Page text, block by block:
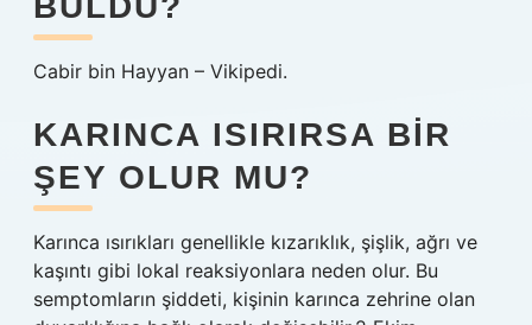
Cabir bin Hayyan – Vikipedi.
KARINCA ISIRIRSA BIR
ŞEY OLUR MU?
Karınca ısırıkları genellikle kızarıklık, şişlik, ağrı ve
kaşıntı gibi lokal reaksiyonlara neden olur. Bu
semptomların şiddeti, kişinin karınca zehrine olan